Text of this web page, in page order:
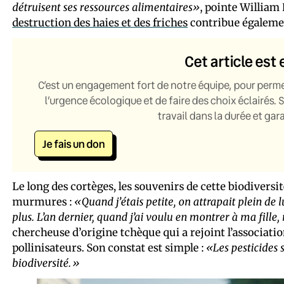
détruisent ses ressources alimentaires», pointe William
destruction des haies et des frichescontribue
Cet article est
C’est un engagement fort de notre équipe, pour
l’urgence écologique et de faire des choix
travail dans la durée et
Je fais un don
Le long des cortèges, les souvenirs de cette
murmures : «Quand j’étais petite, on attrapait plein de
plus. L’an dernier, quand j’ai voulu en montrer à ma fille,
chercheuse d’origine tchèque qui a rejoint
pollinisateurs. Son constat est simple : «Les pesticides
biodiversité.»